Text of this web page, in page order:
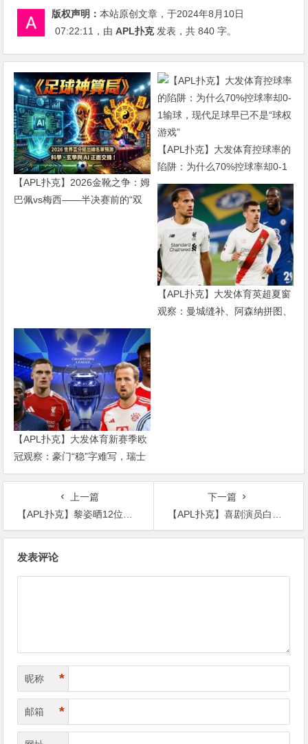
版权声明：本站原创文章，于2024年8月10日
07:22:11 ，由APL扑克发表，共 840 字。
【APL扑克】2026金靴之争：姆
巴佩vs梅西——半决赛前的“双
【APL扑克】大发体育控球率的
陷阱：为什么70%控球率却0-1
输球，现代足球早已不是“球权
游戏”
【APL扑克】大发体育英超夏窗
观察：曼城缝补、阿森纳拼图、
【APL扑克】大发体育新赛季欧
冠观察：豪门“稳”字难写，瑞士
轮赛制让每一场都变成生死
上一篇
【APL扑克】黎姿晒12位荧幕情人 ,12位都不是她老公黎姿却嫁残障富豪
下一篇
【APL扑克】喜剧演员白鸽为啥离婚？ 疑似遭到老公家暴
发表评论
昵称 *
邮箱 *